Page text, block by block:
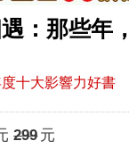
：那些年
十大影響力好書
299元